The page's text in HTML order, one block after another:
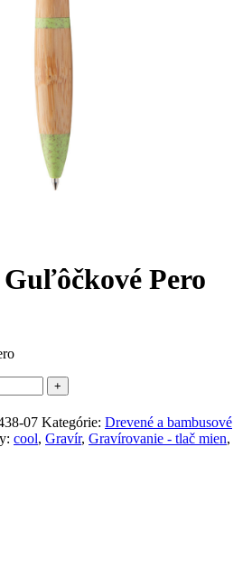
Pero
07 Kategórie: Drevené a bambusové
cool, Gravír, Gravírovanie - tlač mien,